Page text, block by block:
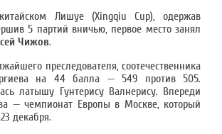
Лишуе (Xingqiu Cup), одержав
5 партий вничью, первое место занял
Чижов.
преследователя, соотечественника
на 44 балла — 549 против 505.
латышу Гунтерису Валнерису. Впереди
— чемпионат Европы в Москве, который
декабря.